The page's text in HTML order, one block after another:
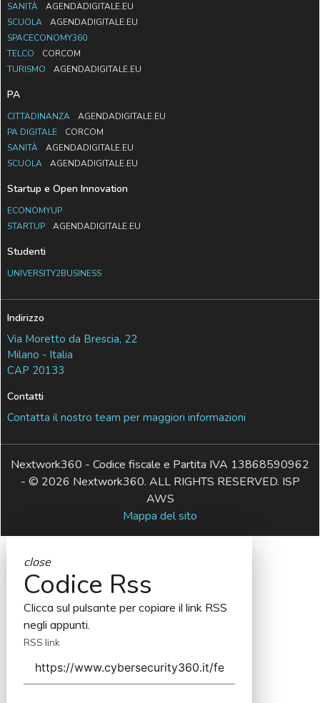
SANITÀ
AGENDADIGITALE.EU
SCUOLA
AGENDADIGITALE.EU
SPACECONOMY360
TELCO
CORCOM
TURISMO
AGENDADIGITALE.EU
PA
CITTADINANZA
AGENDADIGITALE.EU
PA DIGITALE
CORCOM
SANITÀ
AGENDADIGITALE.EU
SCUOLA
AGENDADIGITALE.EU
Startup e Open Innovation
ECONOMYUP
STARTUP
AGENDADIGITALE.EU
Studenti
UNIVERSITY2BUSINESS
Indirizzo
Via Moretto da Brescia, 22
Milano - Italia
CAP 20133
Contatti
Contatta il nostro team per maggiori informazioni
Nextwork360 - Codice fiscale e Partita IVA 13868590962
- © 2026 Nextwork360. ALL RIGHTS RESERVED. ISP
AWS
Mappa del sito
close
Codice Rss
Clicca sul pulsante per copiare il link RSS
negli appunti.
RSS link